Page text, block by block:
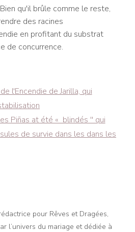
qu'il brûle comme le reste,
des racines
en profitant du substrat
de concurrence.
l'Encendie de Jarilla, qui
Piñas at été « blindés '' qui
de survie dans les dans les
pour Rêves et Dragées,
l’univers du mariage et dédiée à